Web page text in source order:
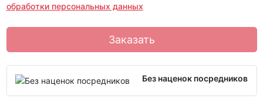
обработки персональных данных
Заказать
Без наценок посредников